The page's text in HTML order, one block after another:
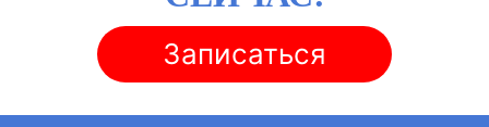
Записаться